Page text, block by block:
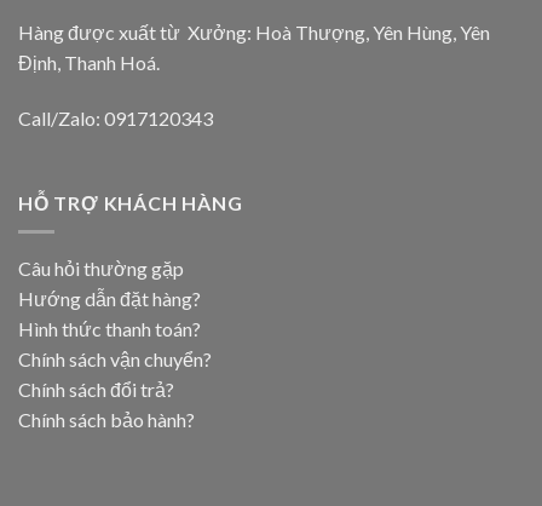
Hàng được xuất từ Xưởng: Hoà Thượng, Yên Hùng, Yên
Định, Thanh Hoá.
Call/Zalo: 0917120343
HỖ TRỢ KHÁCH HÀNG
Câu hỏi thường gặp
Hướng dẫn đặt hàng?
Hình thức thanh toán?
Chính sách vận chuyển?
Chính sách đổi trả?
Chính sách bảo hành?